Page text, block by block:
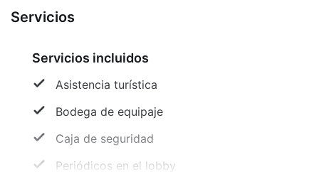
Servicios
Servicios incluidos
Asistencia turística
Bodega de equipaje
Caja de seguridad
Periódicos en el lobby